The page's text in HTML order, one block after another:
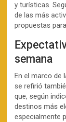
y turísticas.
de las más
propuestas
semana
En el marco de
se refirió
que, según
destinos más
especialmente